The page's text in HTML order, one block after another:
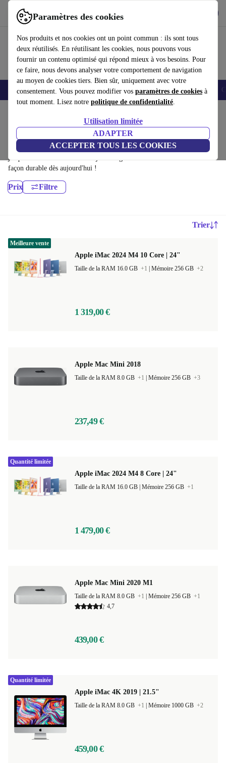
Paramètres des cookies
Nos produits et nos cookies ont un point commun : ils sont tous
deux réutilisés. En réutilisant les cookies, nous pouvons vous
fournir un contenu optimisé qui répond mieux à vos besoins. Pour
ce faire, nous devons analyser votre comportement de navigation
au moyen de cookies tiers. Bien sûr, uniquement avec votre
consentement. Vous pouvez modifier vos paramètres de cookies à
tout moment. Lisez notre politique de confidentialité.
Utilisation limitée
ADAPTER
ACCEPTER TOUS LES COOKIES
Utilisez refurbed rapidement et facilement
Smartphones Laptops Tablettes Montres connectées Accessoires
Apple Mac:
Apple Mac certifiés reconditionnés à moins de 3100€ – économisez
jusqu'à 40 %. Retours sous 30 jours et garantie de 12 mois. Achetez de
façon durable dès aujourd'hui !
Prix Filtre
Trier
Apple iMac 2024 M4 10 Core | 24"
Taille de la RAM 16.0 GB +1 Mémoire 256 GB +2
1 319,00 €
Meilleure vente
Apple Mac Mini 2018
Taille de la RAM 8.0 GB +1 Mémoire 256 GB +3
237,49 €
Apple iMac 2024 M4 8 Core | 24"
Mémoire 256 GB +1
1 479,00 €
Quantité limitée
Apple Mac Mini 2020 M1
Taille de la RAM 8.0 GB +1 Mémoire 256 GB +1
4,7
439,00 €
Apple iMac 4K 2019 | 21.5"
Taille de la RAM 8.0 GB +1 Mémoire 1000 GB +2
459,00 €
Quantité limitée